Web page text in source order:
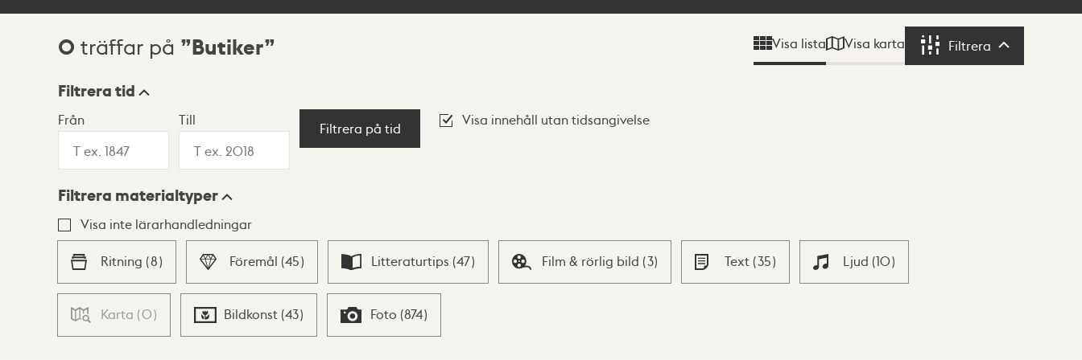
Sökresultat
0 träffar på Butiker Visa lista Visa karta Filtrera Filtrera
Visningsläge
Lista Karta
Filtrera tid
Från Till
Filtrera på tid
Visa innehåll utan tidsangivelse
Filtrera materialtyper
Visa inte lärarhandledningar
Ritning (8) Föremål (45) Litteraturtips (47) Film & rörlig bild (3) Text (35) Ljud (10)
Karta (0) Bildkonst (43) Foto (874)